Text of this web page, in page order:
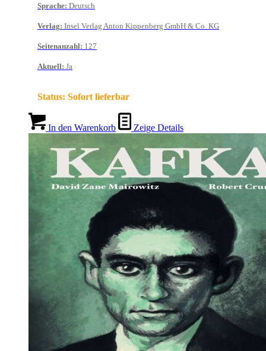
Sprache: Deutsch
Verlag: Insel Verlag Anton Kippenberg GmbH & Co. KG
Seitenanzahl: 127
Aktuell: Ja
Status: Sofort lieferbar
In den Warenkorb Zeige Details